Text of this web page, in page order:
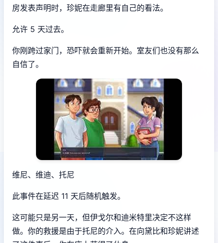
房发表声明时，珍妮在走廊里有自己的看法。
允许 5 天过去。
你刚跨过家门，恐吓就会重新开始。室友们也没有那么
自信了。
维尼、维迪、托尼
此事件在延迟 11 天后随机触发。
这可能只是另一天，但伊戈尔和迪米特里决定不这样
做。你的救援是由于托尼的介入。在向黛比和珍妮讲述